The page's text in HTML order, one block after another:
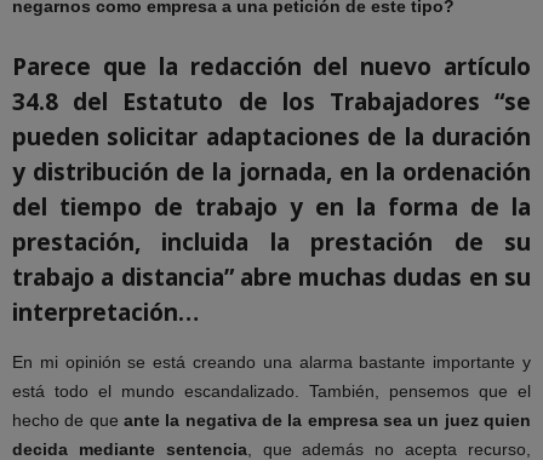
negarnos como empresa a una petición de este tipo?
Parece que la redacción del nuevo artículo
34.8 del Estatuto de los Trabajadores “se
pueden solicitar adaptaciones de la duración
y distribución de la jornada, en la ordenación
del tiempo de trabajo y en la forma de la
prestación, incluida la prestación de su
trabajo a distancia” abre muchas dudas en su
interpretación…
En mi opinión se está creando una alarma bastante importante y
está todo el mundo escandalizado. También, pensemos que el
hecho de que ante la negativa de la empresa sea un juez quien
decida mediante sentencia, que además no acepta recurso,